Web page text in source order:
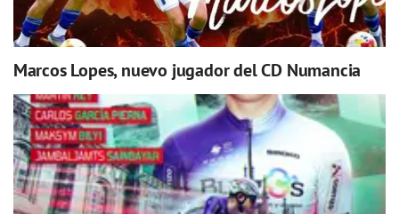
Marcos Lopes, nuevo jugador del CD Numancia